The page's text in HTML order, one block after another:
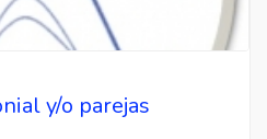
y/o parejas